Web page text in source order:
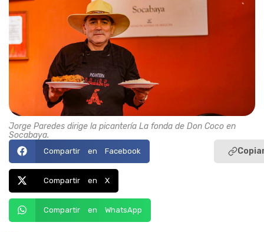
Jorge Paredes dirige la picantería La fonda de Don Coco en
Socabaya.
Compartir en Facebook
Compartir en X
Compartir en WhatsApp